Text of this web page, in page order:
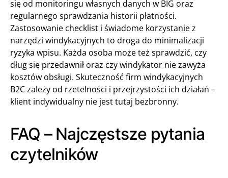
się od monitoringu własnych danych w BIG oraz
regularnego sprawdzania historii płatności.
Zastosowanie checklist i świadome korzystanie z
narzędzi windykacyjnych to droga do minimalizacji
ryzyka wpisu. Każda osoba może też sprawdzić, czy
dług się przedawnił oraz czy windykator nie zawyża
kosztów obsługi. Skuteczność firm windykacyjnych
B2C zależy od rzetelności i przejrzystości ich działań –
klient indywidualny nie jest tutaj bezbronny.
FAQ – Najczęstsze pytania
czytelników